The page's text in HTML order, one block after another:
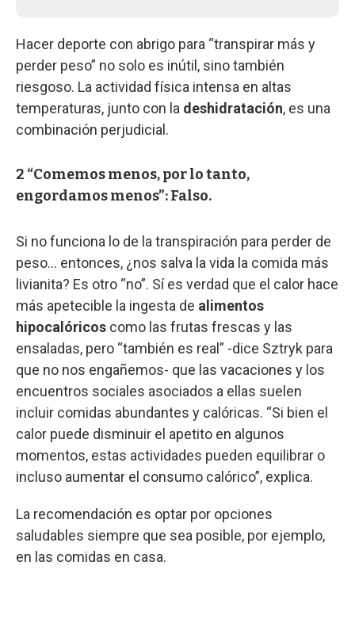
Hacer deporte con abrigo para “transpirar más y
perder peso” no solo es inútil, sino también
riesgoso. La actividad física intensa en altas
temperaturas, junto con la deshidratación, es una
combinación perjudicial.
2 “Comemos menos, por lo tanto,
engordamos menos”: Falso.
Si no funciona lo de la transpiración para perder de
peso… entonces, ¿nos salva la vida la comida más
livianita? Es otro “no”. Sí es verdad que el calor hace
más apetecible la ingesta de alimentos
hipocalóricos como las frutas frescas y las
ensaladas, pero “también es real” -dice Sztryk para
que no nos engañemos- que las vacaciones y los
encuentros sociales asociados a ellas suelen
incluir comidas abundantes y calóricas. “Si bien el
calor puede disminuir el apetito en algunos
momentos, estas actividades pueden equilibrar o
incluso aumentar el consumo calórico”, explica.
La recomendación es optar por opciones
saludables siempre que sea posible, por ejemplo,
en las comidas en casa.